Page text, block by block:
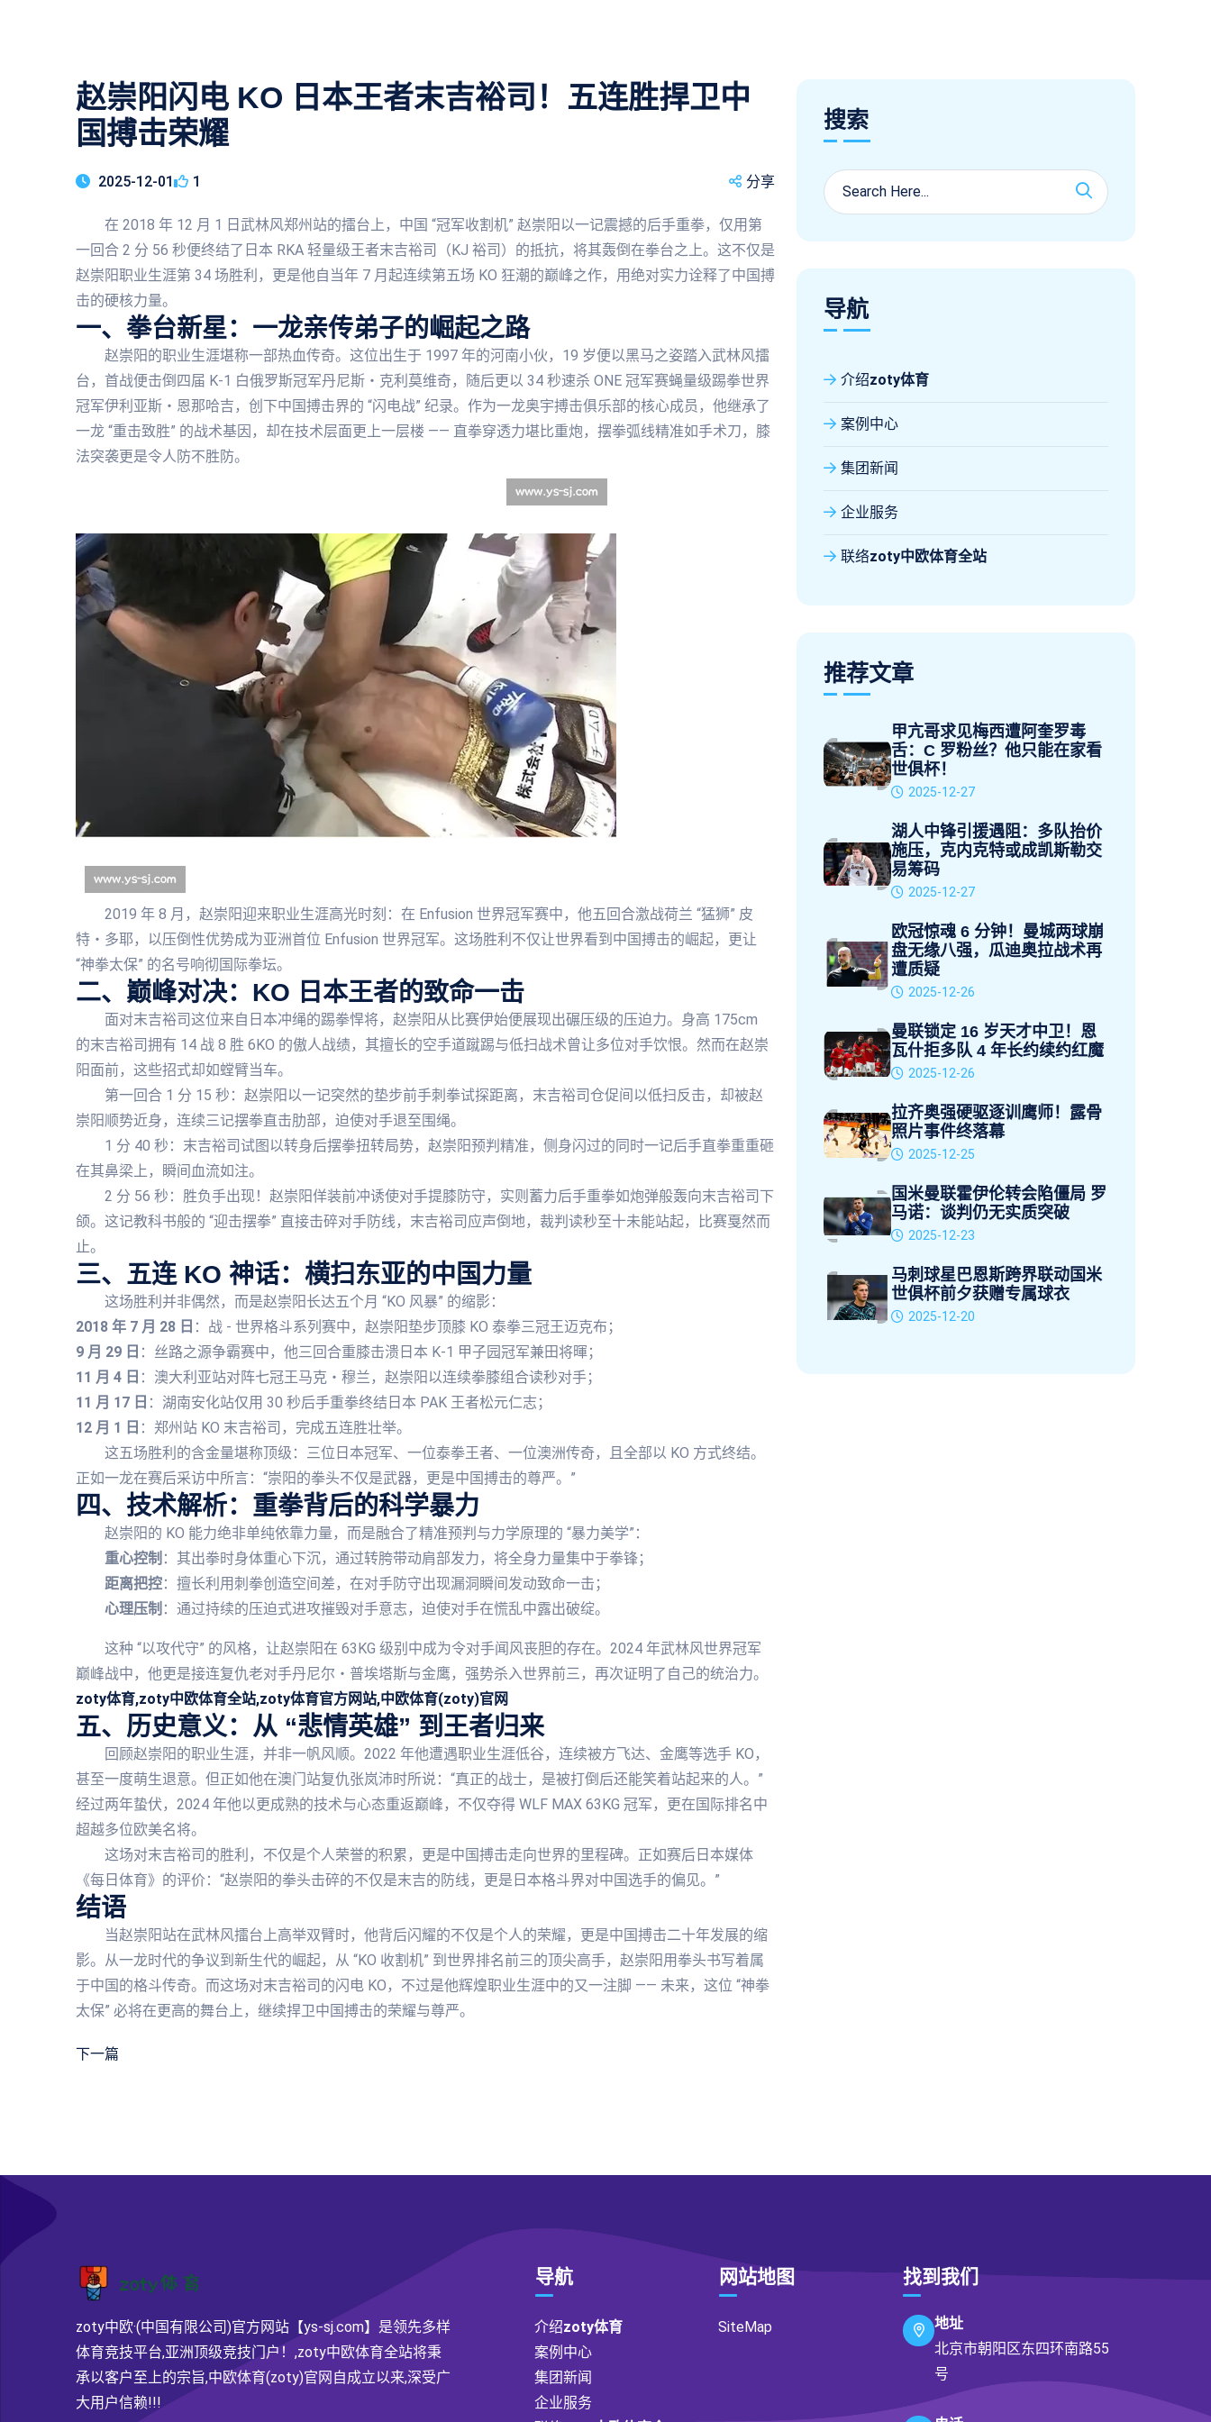
赵崇阳闪电 KO 日本王者末吉裕司！五连胜捍卫中
国搏击荣耀
2025-12-01 1 分享
在 2018 年 12 月 1 日武林风郑州站的擂台上，中国 “冠军收割机” 赵崇阳以一记震撼的后手重拳，仅用第
一回合 2 分 56 秒便终结了日本 RKA 轻量级王者末吉裕司（KJ 裕司）的抵抗，将其轰倒在拳台之上。这不仅是
赵崇阳职业生涯第 34 场胜利，更是他自当年 7 月起连续第五场 KO 狂潮的巅峰之作，用绝对实力诠释了中国搏
击的硬核力量。
一、拳台新星：一龙亲传弟子的崛起之路
赵崇阳的职业生涯堪称一部热血传奇。这位出生于 1997 年的河南小伙，19 岁便以黑马之姿踏入武林风擂
台，首战便击倒四届 K-1 白俄罗斯冠军丹尼斯・克利莫维奇，随后更以 34 秒速杀 ONE 冠军赛蝇量级踢拳世界
冠军伊利亚斯・恩那哈吉，创下中国搏击界的 “闪电战” 纪录。作为一龙奥宇搏击俱乐部的核心成员，他继承了
一龙 “重击致胜” 的战术基因，却在技术层面更上一层楼 —— 直拳穿透力堪比重炮，摆拳弧线精准如手术刀，膝
法突袭更是令人防不胜防。
2019 年 8 月，赵崇阳迎来职业生涯高光时刻：在 Enfusion 世界冠军赛中，他五回合激战荷兰 “猛狮” 皮
特・多耶，以压倒性优势成为亚洲首位 Enfusion 世界冠军。这场胜利不仅让世界看到中国搏击的崛起，更让
“神拳太保” 的名号响彻国际拳坛。
二、巅峰对决：KO 日本王者的致命一击
面对末吉裕司这位来自日本冲绳的踢拳悍将，赵崇阳从比赛伊始便展现出碾压级的压迫力。身高 175cm
的末吉裕司拥有 14 战 8 胜 6KO 的傲人战绩，其擅长的空手道蹴踢与低扫战术曾让多位对手饮恨。然而在赵崇
阳面前，这些招式却如螳臂当车。
第一回合 1 分 15 秒：赵崇阳以一记突然的垫步前手刺拳试探距离，末吉裕司仓促间以低扫反击，却被赵
崇阳顺势近身，连续三记摆拳直击肋部，迫使对手退至围绳。
1 分 40 秒：末吉裕司试图以转身后摆拳扭转局势，赵崇阳预判精准，侧身闪过的同时一记后手直拳重重砸
在其鼻梁上，瞬间血流如注。
2 分 56 秒：胜负手出现！赵崇阳佯装前冲诱使对手提膝防守，实则蓄力后手重拳如炮弹般轰向末吉裕司下
颌。这记教科书般的 “迎击摆拳” 直接击碎对手防线，末吉裕司应声倒地，裁判读秒至十未能站起，比赛戛然而
止。
三、五连 KO 神话：横扫东亚的中国力量
这场胜利并非偶然，而是赵崇阳长达五个月 “KO 风暴” 的缩影：
2018 年 7 月 28 日 ：战 - 世界格斗系列赛中，赵崇阳垫步顶膝 KO 泰拳三冠王迈克布；
9 月 29 日 ：丝路之源争霸赛中，他三回合重膝击溃日本 K-1 甲子园冠军兼田将暉；
11 月 4 日 ：澳大利亚站对阵七冠王马克・穆兰，赵崇阳以连续拳膝组合读秒对手；
11 月 17 日 ：湖南安化站仅用 30 秒后手重拳终结日本 PAK 王者松元仁志；
12 月 1 日 ：郑州站 KO 末吉裕司，完成五连胜壮举。
这五场胜利的含金量堪称顶级：三位日本冠军、一位泰拳王者、一位澳洲传奇，且全部以 KO 方式终结。
正如一龙在赛后采访中所言：“崇阳的拳头不仅是武器，更是中国搏击的尊严。”
四、技术解析：重拳背后的科学暴力
赵崇阳的 KO 能力绝非单纯依靠力量，而是融合了精准预判与力学原理的 “暴力美学”：
重心控制 ：其出拳时身体重心下沉，通过转胯带动肩部发力，将全身力量集中于拳锋；
距离把控：擅长利用刺拳创造空间差，在对手防守出现漏洞瞬间发动致命一击；
心理压制 ：通过持续的压迫式进攻摧毁对手意志，迫使对手在慌乱中露出破绽。
这种 “以攻代守” 的风格，让赵崇阳在 63KG 级别中成为令对手闻风丧胆的存在。2024 年武林风世界冠军
巅峰战中，他更是接连复仇老对手丹尼尔・普埃塔斯与金鹰，强势杀入世界前三，再次证明了自己的统治力。
zoty体育,zoty中欧体育全站,zoty体育官方网站,中欧体育(zoty)官网
五、历史意义：从 “悲情英雄” 到王者归来
回顾赵崇阳的职业生涯，并非一帆风顺。2022 年他遭遇职业生涯低谷，连续被方飞达、金鹰等选手 KO，
甚至一度萌生退意。但正如他在澳门站复仇张岚沛时所说：“真正的战士，是被打倒后还能笑着站起来的人。”
经过两年蛰伏，2024 年他以更成熟的技术与心态重返巅峰，不仅夺得 WLF MAX 63KG 冠军，更在国际排名中
超越多位欧美名将。
这场对末吉裕司的胜利，不仅是个人荣誉的积累，更是中国搏击走向世界的里程碑。正如赛后日本媒体
《每日体育》的评价：“赵崇阳的拳头击碎的不仅是末吉的防线，更是日本格斗界对中国选手的偏见。”
结语
当赵崇阳站在武林风擂台上高举双臂时，他背后闪耀的不仅是个人的荣耀，更是中国搏击二十年发展的缩
影。从一龙时代的争议到新生代的崛起，从 “KO 收割机” 到世界排名前三的顶尖高手，赵崇阳用拳头书写着属
于中国的格斗传奇。而这场对末吉裕司的闪电 KO，不过是他辉煌职业生涯中的又一注脚 —— 未来，这位 “神拳
太保” 必将在更高的舞台上，继续捍卫中国搏击的荣耀与尊严。
下一篇
搜索
导航
介绍zoty体育
案例中心
集团新闻
企业服务
联络zoty中欧体育全站
推荐文章
甲亢哥求见梅西遭阿奎罗毒
舌：C 罗粉丝？他只能在家看
世俱杯！
2025-12-27
湖人中锋引援遇阻：多队抬价
施压，克内克特或成凯斯勒交
易筹码
2025-12-27
欧冠惊魂 6 分钟！曼城两球崩
盘无缘八强，瓜迪奥拉战术再
遭质疑
2025-12-26
曼联锁定 16 岁天才中卫！恩
瓦什拒多队 4 年长约续约红魔
2025-12-26
拉齐奥强硬驱逐训鹰师！露骨
照片事件终落幕
2025-12-25
国米曼联霍伊伦转会陷僵局 罗
马诺：谈判仍无实质突破
2025-12-23
马刺球星巴恩斯跨界联动国米
世俱杯前夕获赠专属球衣
2025-12-20
zoty中欧·(中国有限公司)官方网站【ys-sj.com】是领先多样
体育竞技平台,亚洲顶级竞技门户！,zoty中欧体育全站将秉
承以客户至上的宗旨,中欧体育(zoty)官网自成立以来,深受广
大用户信赖!!!
导航
介绍zoty体育
案例中心
集团新闻
企业服务
网站地图
SiteMap
找到我们
地址
北京市朝阳区东四环南路55
号